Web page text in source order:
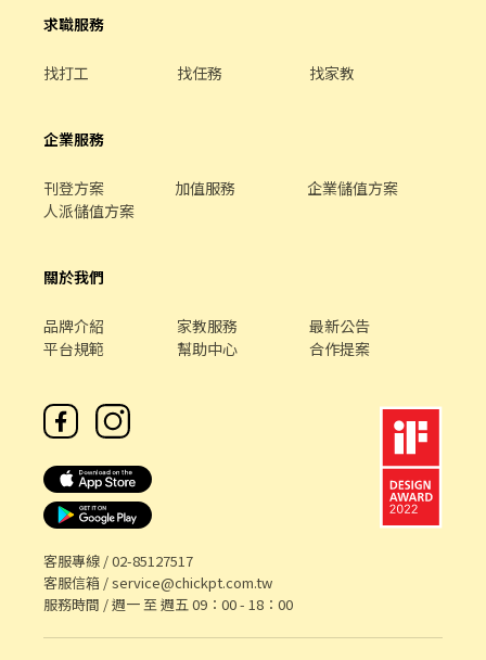
求職服務
找打工 找任務 找家教
企業服務
刊登方案 加值服務
企業儲值方案
人派儲值方案
關於我們
品牌介紹 家教服務
最新公告
平台規範
幫助中心 合作提案
客服專線 /02-85127517
客服信箱 /service@chickpt.com.tw
服務時間 / 週一 至 週五 09：00 - 18：00